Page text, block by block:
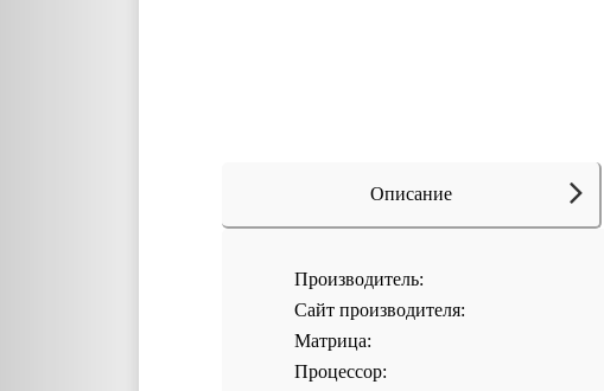
Описание
Производитель:
Сайт производителя:
Матрица:
Процессор: